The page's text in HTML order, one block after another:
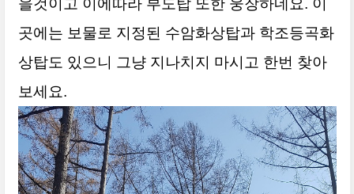
곳에는 보물로 지정된 수암화상탑과 학조등곡화
상탑도 있으니 그냥 지나치지 마시고 한번 찾아
보세요.